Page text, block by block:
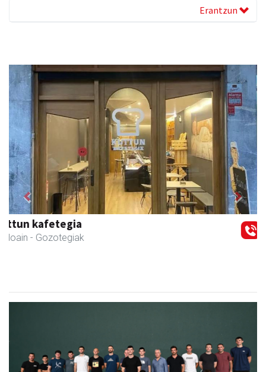
Erantzun
Bixente Otegi Lizaso S. L.
Asteasu - Asfaltoak
Previous Next